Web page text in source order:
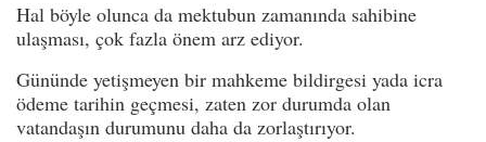
Hal böyle olunca da mektubun zamanında sahibine
ulaşması, çok fazla önem arz ediyor.
Gününde yetişmeyen bir mahkeme bildirgesi yada icra
ödeme tarihin geçmesi, zaten zor durumda olan
vatandaşın durumunu daha da zorlaştırıyor.